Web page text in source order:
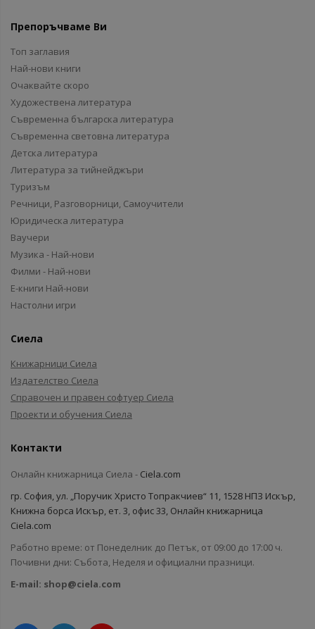
Препоръчваме Ви
Топ заглавия
Най-нови книги
Очаквайте скоро
Художествена литература
Съвременна българска литература
Съвременна световна литература
Детска литература
Литература за тийнейджъри
Туризъм
Речници, Разговорници, Самоучители
Юридическа литература
Ваучери
Музика - Най-нови
Филми - Най-нови
Е-книги Най-нови
Настолни игри
Сиела
Книжарници Сиела
Издателство Сиела
Справочен и правен софтуер Сиела
Проекти и обучения Сиела
Контакти
Онлайн книжарница Сиела - Ciela.com
гр. София, ул. „Поручик Христо Топракчиев“ 11, 1528 НПЗ Искър,
Книжна борса Искър, ет. 3, офис 33, Онлайн книжарница
Ciela.com
Работно време: от Понеделник до Петък, от 09:00 до 17:00 ч.
Почивни дни: Събота, Неделя и официални празници.
E-mail: shop@ciela.com